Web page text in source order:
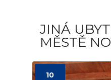
JINÁ
MĚSTĚ
10